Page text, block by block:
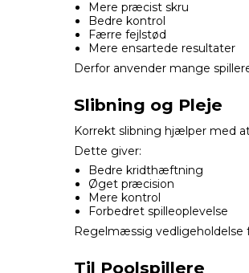
Mere præcist skru
Bedre kontrol
Færre fejlstød
Mere ensartede resultater
Derfor anvender mange
Slibning og Pleje
Korrekt slibning hjælper med
Dette giver:
Bedre kridthæftning
Øget præcision
Mere kontrol
Forbedret spilleoplevelse
Regelmæssig
Til Poolspillere